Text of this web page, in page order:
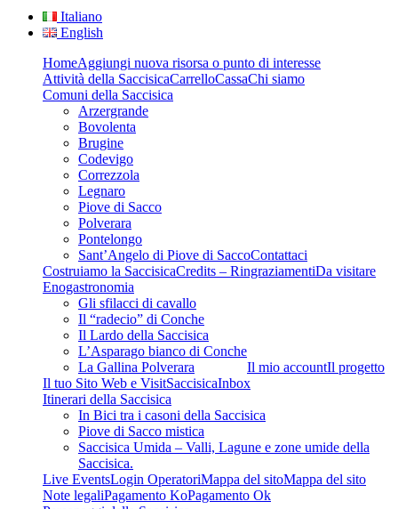
Italiano
English
HomeAggiungi nuova risorsa o punto di interesse
Attività della SaccisicaCarrelloCassaChi siamo
Comuni della Saccisica
Arzergrande
Bovolenta
Brugine
Codevigo
Correzzola
Legnaro
Piove di Sacco
Polverara
Pontelongo
Sant’Angelo di Piove di SaccoContattaci
Costruiamo la SaccisicaCredits – RingraziamentiDa visitare
Enogastronomia
Gli sfilacci di cavallo
Il “radecio” di Conche
Il Lardo della Saccisica
L’Asparago bianco di Conche
La Gallina Polverara
Il mio accountIl progetto
Il tuo Sito Web e VisitSaccisicaInbox
Itinerari della Saccisica
In Bici tra i casoni della Saccisica
Piove di Sacco mistica
Saccisica Umida – Valli, Lagune e zone umide della
Saccisica.
Live EventsLogin OperatoriMappa del sitoMappa del sito
Note legaliPagamento KoPagamento Ok